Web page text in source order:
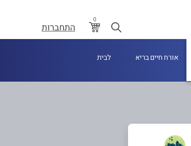
0
התחברות
אורח חיים בריא לבית